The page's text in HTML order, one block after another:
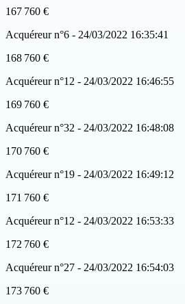
167 760 €
Acquéreur n°6 - 24/03/2022 16:35:41
168 760 €
Acquéreur n°12 - 24/03/2022 16:46:55
169 760 €
Acquéreur n°32 - 24/03/2022 16:48:08
170 760 €
Acquéreur n°19 - 24/03/2022 16:49:12
171 760 €
Acquéreur n°12 - 24/03/2022 16:53:33
172 760 €
Acquéreur n°27 - 24/03/2022 16:54:03
173 760 €